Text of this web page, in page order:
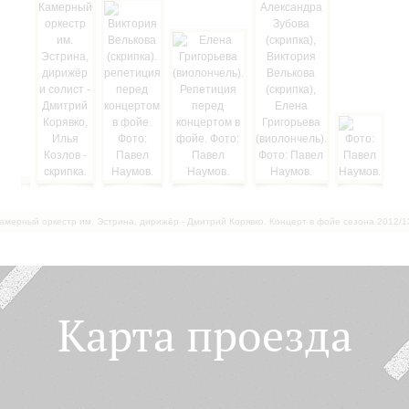
оркестр им. Эстрина, дирижёр - Дмитрий Корявко. Концерт в фойе сезона 2012/
Карта проезда